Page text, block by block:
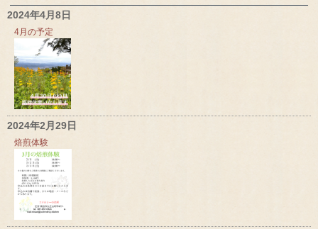
2024年4月8日
4月の予定
2024年2月29日
焙煎体験